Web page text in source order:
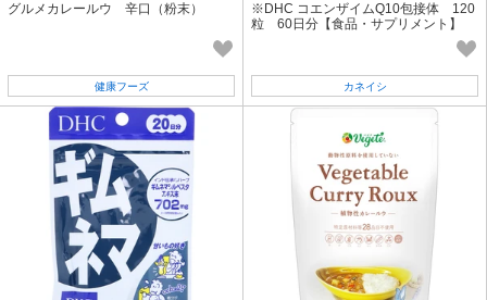
グルメカレールウ 辛口（粉末）
健康フーズ
※DHC コエンザイムQ10包接体 120
粒 60日分【食品・サプリメント】
カネイシ